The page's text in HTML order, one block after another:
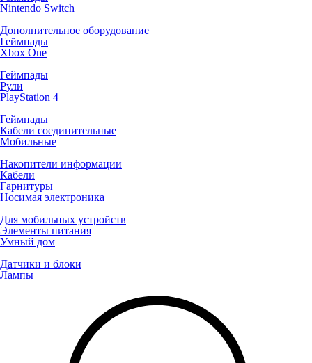
Nintendo Switch
Дополнительное оборудование
Геймпады
Xbox One
Геймпады
Рули
PlayStation 4
Геймпады
Кабели соединительные
Мобильные
Накопители информации
Кабели
Гарнитуры
Носимая электроника
Для мобильных устройств
Элементы питания
Умный дом
Датчики и блоки
Лампы